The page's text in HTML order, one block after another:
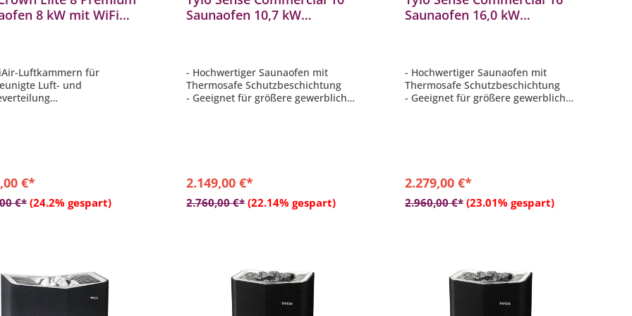
8 kW mit WiFi
Luftkammern für
Luft- und
gleichermaßen
Elektronik – Elite
€*
€*(24.2% gespart)
In den Warenkorb
Saunaofen 10,7 kW
- Hochwertiger Saunaofen mit
Thermosafe Schutzbeschichtung
- Geeignet für größere gewerbliche
2.149,00 €*
2.760,00 €* (22.14% gespart)
In den Warenkorb
Saunaofen 16,0 kW
- Hochwertiger Saunaofen mit
Thermosafe Schutzbeschichtung
- Geeignet für größere gewerbliche
2.279,00 €*
2.960,00 €* (23.01% gespart)
In den Warenkorb